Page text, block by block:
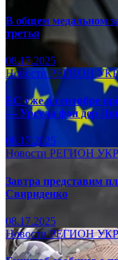
В общем медальном
третья
08.17.2025
НовостиРЕГИОН
ЕС уже в сентябре
— Урсула фон дер
08.17.2025
Новости РЕГИОН
Завтра представим
Свириденко
08.17.2025
НовостиРЕГИОН